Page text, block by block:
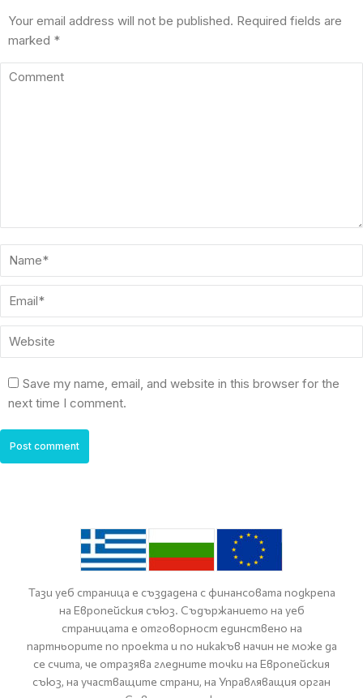
Your email address will not be published. Required fields are
marked *
Comment
Name *
Email *
Website
Save my name, email, and website in this browser for the
next time I comment.
Post comment
Тази уеб страница е създадена с финансовата подкрепа
на Европейския съюз. Съдържанието на уеб
страницата е отговорност единствено на
партньорите по проекта и по никакъв начин не може да
се счита, че отразява гледните точки на Европейския
съюз, на участващите страни, на Управляващия орган